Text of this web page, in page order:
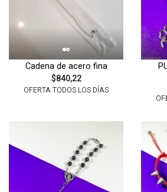
Cadena de acero fina
$840,22
OFERTA TODOS LOS DÍAS